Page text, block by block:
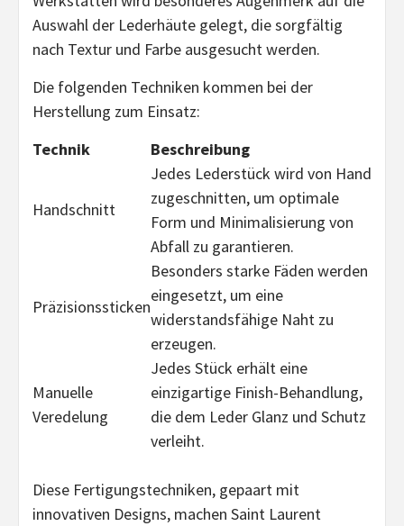
Auswahl der Lederhäute gelegt, die sorgfältig
nach Textur und Farbe ausgesucht werden.
Die folgenden Techniken kommen bei der
Herstellung zum Einsatz:
Technik
Beschreibung
Handschnitt
Jedes Lederstück wird von Hand
zugeschnitten, um optimale
Form und Minimalisierung von
Abfall zu garantieren.
Präzisionssticken
Besonders starke Fäden werden
eingesetzt, um eine
widerstandsfähige Naht zu
erzeugen.
Manuelle
Veredelung
Jedes Stück erhält eine
einzigartige Finish-Behandlung,
die dem Leder Glanz und Schutz
verleiht.
Diese Fertigungstechniken, gepaart mit
innovativen Designs, machen Saint Laurent